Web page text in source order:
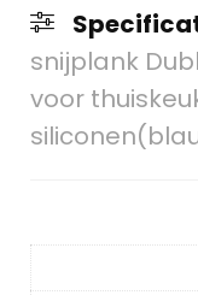
snijplank
voor